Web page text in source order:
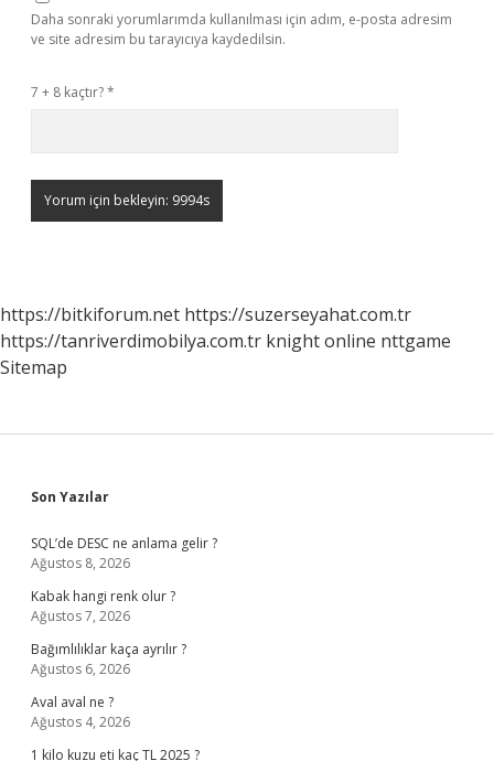
Daha sonraki yorumlarımda kullanılması için adım, e-posta adresim
ve site adresim bu tarayıcıya kaydedilsin.
7 + 8 kaçtır?*
https://bitkiforum.net https://suzerseyahat.com.tr
https://tanriverdimobilya.com.tr knight online nttgame
Sitemap
Sidebar
Son Yazılar
SQL’de DESC ne anlama gelir ?
Ağustos 8, 2026
Kabak hangi renk olur ?
Ağustos 7, 2026
Bağımlılıklar kaça ayrılır ?
Ağustos 6, 2026
Aval aval ne ?
Ağustos 4, 2026
1 kilo kuzu eti kaç TL 2025 ?